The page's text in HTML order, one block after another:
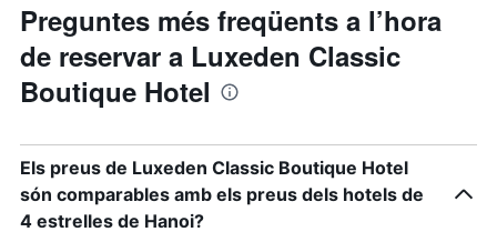
Preguntes més freqüents a l’hora
de reservar a Luxeden Classic
Boutique Hotel
Els preus de Luxeden Classic Boutique Hotel
són comparables amb els preus dels hotels de
4 estrelles de Hanoi?